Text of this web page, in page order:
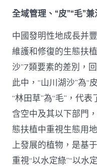
全域管理、“皮”“毛”兼
中國發明性地成長并
維護和修復的生態扶
沙”7類要素的差別，
此中，“山川湖沙”為“
“林田草”為“毛”，代
含空中及其以下部門
態扶植中重視生態用
上發展的植物，是基
重視“以水定綠”“以水